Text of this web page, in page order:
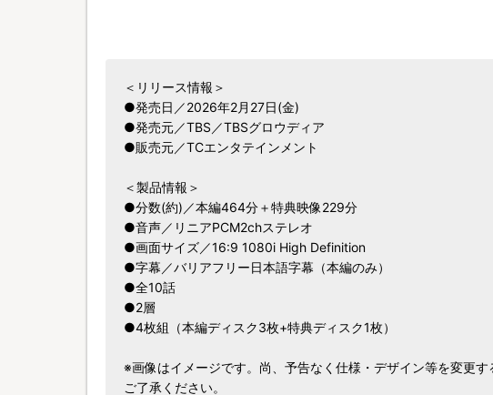
＜リリース情報＞
●発売日／2026年2月27日(金)
●発売元／TBS／TBSグロウディア
●販売元／TCエンタテインメント
＜製品情報＞
●分数(約)／本編464分＋特典映像229分
●音声／リニアPCM2chステレオ
●画面サイズ／16:9 1080i High Definition
●字幕／バリアフリー日本語字幕（本編のみ）
●全10話
●2層
●4枚組（本編ディスク3枚+特典ディスク1枚）
※画像はイメージです。尚、予告なく仕様・デザイン等を変更
ご了承ください。